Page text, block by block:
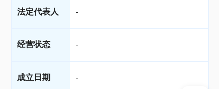
法定代表人 -
经营状态 -
成立日期 -